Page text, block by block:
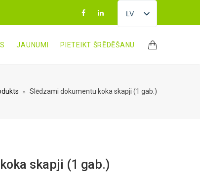
LV
EN
RU
JAUNUMI PIETEIKT ŠRĒDĒŠANU
Slēdzami dokumentu koka skapji (1 gab.)
skapji (1 gab.)